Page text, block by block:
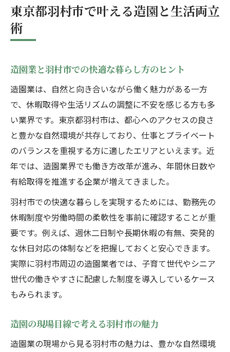
東京都羽村市で叶える造園と生活両立
術
造園業と羽村市での快適な暮らし方のヒント
造園業は、自然と向き合いながら働く魅力がある一方
で、休暇取得や生活リズムの調整に不安を感じる方も多
い業界です。東京都羽村市は、都心へのアクセスの良さ
と豊かな自然環境が共存しており、仕事とプライベート
のバランスを重視する方に適したエリアといえます。近
年では、造園業界でも働き方改革が進み、年間休日数や
有給取得を推進する企業が増えてきました。
羽村市での快適な暮らしを実現するためには、勤務先の
休暇制度や労働時間の柔軟性を事前に確認することが重
要です。例えば、週休二日制や長期休暇の有無、突発的
な休日対応の体制などを把握しておくと安心できます。
実際に羽村市周辺の造園業者では、子育て世代やシニア
世代の働きやすさに配慮した制度を導入しているケース
もみられます。
造園の現場目線で考える羽村市の魅力
造園業の現場から見る羽村市の魅力は、豊かな自然環境